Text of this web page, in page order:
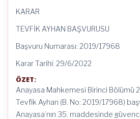
KARAR
TEVFİK AYHAN BAŞVURUSU
Başvuru Numarası: 2019/17968
Karar Tarihi: 29/6/2022
ÖZET:
Anayasa Mahkemesi Birinci Bölümü
Tevfik Ayhan (B. No: 2019/17968)
Anayasa’nın 35. maddesinde